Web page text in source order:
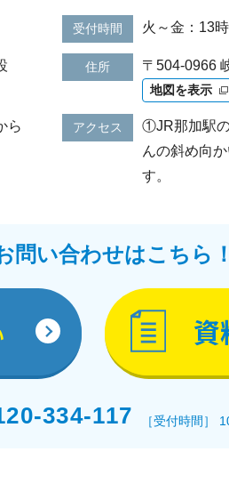
受付時間 火～金：13
住所 〒504-0966
地図を表示
ら
アクセス
①JR那加駅
んの斜め向
す。
問い合わせはこちら！
資
334-117 ［受付時間］